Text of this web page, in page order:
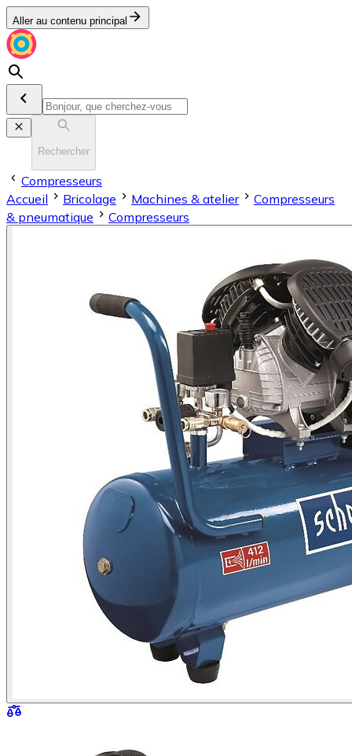
Aller au contenu principal
Rechercher
Compresseurs
Accueil
Bricolage Machines & atelier
Compresseurs
& pneumatique
Compresseurs